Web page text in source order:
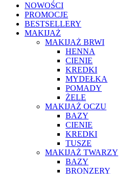
NOWOŚCI
PROMOCJE
BESTSELLERY
MAKIJAŻ
MAKIJAŻ BRWI
HENNA
CIENIE
KREDKI
MYDEŁKA
POMADY
ŻELE
MAKIJAŻ OCZU
BAZY
CIENIE
KREDKI
TUSZE
MAKIJAŻ TWARZY
BAZY
BRONZERY